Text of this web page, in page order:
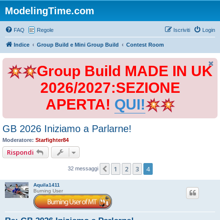
ModelingTime.com
FAQ Regole Login
Iscriviti
Indice Group Build e Mini Group Build Contest Room
Group Build MADE IN UK
2026/2027:SEZIONE
APERTA! QUI!
GB 2026 Iniziamo a Parlarne!
Moderatore: Starfighter84
Rispondi
32 messaggi Precedente
1 2 3 4
Aquila1411
Burning User